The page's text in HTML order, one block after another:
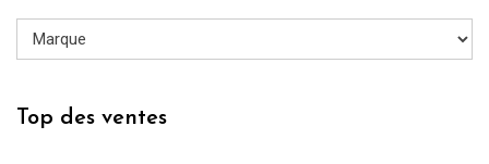
Top des ventes